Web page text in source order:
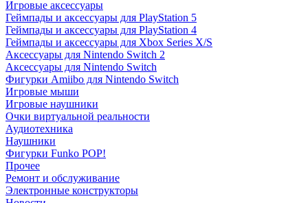
Игровые аксессуары
Геймпады и аксессуары для PlayStation 5
Геймпады и аксессуары для PlayStation 4
Геймпады и аксессуары для Xbox Series X/S
Аксессуары для Nintendo Switch 2
Аксессуары для Nintendo Switch
Фигурки Amiibo для Nintendo Switch
Игровые мыши
Игровые наушники
Очки виртуальной реальности
Аудиотехника
Наушники
Фигурки Funko POP!
Прочее
Ремонт и обслуживание
Электронные конструкторы